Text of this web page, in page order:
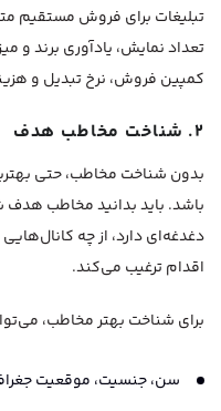
تبلیغات برای فروش مستقیم
تعداد نمایش، یادآوری برند و
کمپین فروش، نرخ تبدیل و
۲. شناخت مخاطب هدف
بدون شناخت مخاطب، حتی
باشد. باید بدانید مخاطب
دغدغه‌ای دارد، از چه
اقدام ترغیب می‌کند.
برای شناخت بهتر مخاطب،
سن، جنسیت، موقعیت